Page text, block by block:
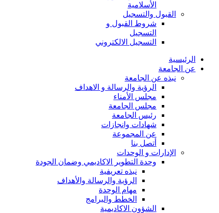
الأسلامية
القبول والتسجيل
شروط القبول و
التسجيل
التسجيل الالكتروني
الرئيسية
عن الجامعة
نبذه عن الجامعة
الرؤية والرسالة و الاهداف
مجلس الأمناء
مجلس الجامعة
رئيس الجامعة
شهادات وانجازات
عن المجموعة
أتصل بنا
الإدارات و الوحدات
وحدة التطوير الاكاديمي وضمان الجودة
نبذه تعريفية
الرؤية والرسالة والأهداف
مهام الوحدة
الخطط والبرامج
الشؤون الاكاديمية